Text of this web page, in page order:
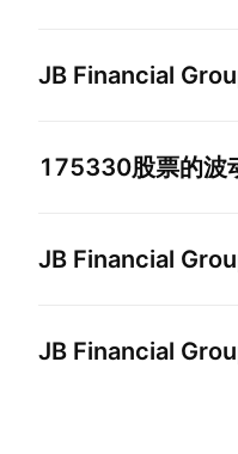
JB Financial
175330股票的波
JB Financial
JB Financial